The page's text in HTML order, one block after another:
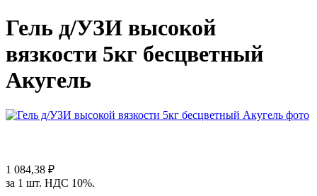
Гель д/УЗИ высокой
вязкости 5кг бесцветный
Акугель
1 084,38 ₽
за 1 шт. НДС 10%.